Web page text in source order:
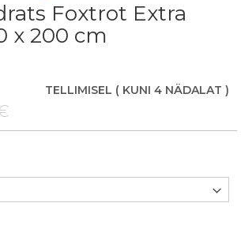
Foxtrot Extra
x 200 cm
TELLIMISEL ( KUNI 4 NÄDALAT )